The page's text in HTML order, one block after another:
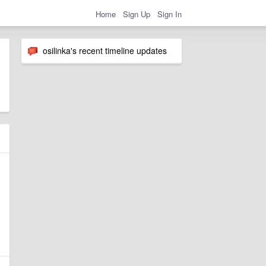
Home Sign Up Sign In
osilinka's recent timeline updates